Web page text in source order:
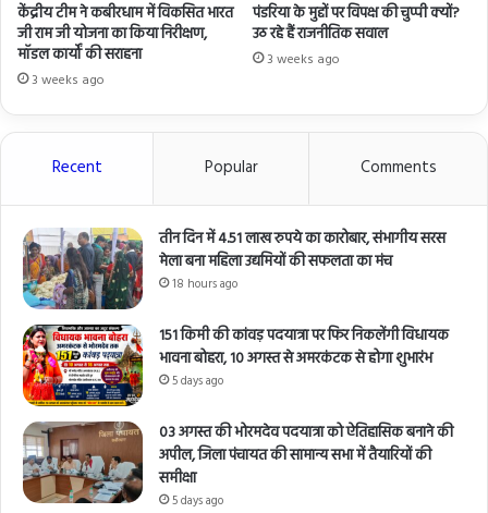
केंद्रीय टीम ने कबीरधाम में विकसित भारत
जी राम जी योजना का किया निरीक्षण,
मॉडल कार्यों की सराहना
3 weeks ago
पंडरिया के मुद्दों पर विपक्ष की चुप्पी क्यों?
उठ रहे हैं राजनीतिक सवाल
3 weeks ago
Recent Popular Comments
तीन दिन में 4.51 लाख रुपये का कारोबार, संभागीय सरस
मेला बना महिला उद्यमियों की सफलता का मंच
18 hours ago
151 किमी की कांवड़ पदयात्रा पर फिर निकलेंगी विधायक
भावना बोहरा, 10 अगस्त से अमरकंटक से होगा शुभारंभ
5 days ago
03 अगस्त की भोरमदेव पदयात्रा को ऐतिहासिक बनाने की
अपील, जिला पंचायत की सामान्य सभा में तैयारियों की
समीक्षा
5 days ago